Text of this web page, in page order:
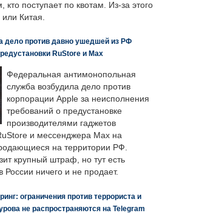
поступает по квотам. Из-за этого
Китая.
дело против давно ушедшей из РФ
RuStore и Max
Федеральная антимонопольная
служба возбудила дело против
корпорации Apple за неисполнения
требований о предустановке
производителями гаджетов
и мессенджера Max на
на территории РФ.
крупный штраф, но тут есть
России ничего и не продает.
ограничения против террориста и
не распространяются на Telegram